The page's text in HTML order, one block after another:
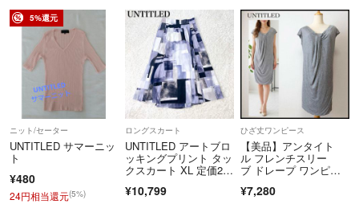
5%還元
ニット/セーター
UNTITLED サマーニッ
ト
¥480
24円相当還元(5%)
ロングスカート
UNTITLED アートブロ
ッキングプリント タッ
クスカート XL 定価2.6
¥10,799
ひざ丈ワンピース
【美品】アンタイト
ル フレンチスリー
ブ ドレープ ワンピー
¥7,280